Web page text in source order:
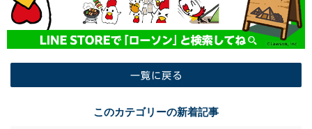
このカテゴリーの新着記事